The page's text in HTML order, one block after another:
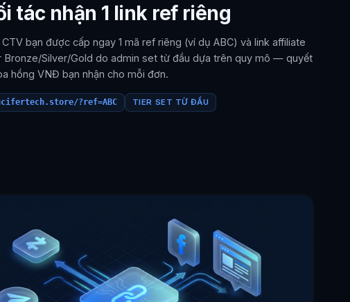
tác nhận 1 link ref riêng
bạn được cấp ngay 1 mã ref riêng (ví dụ ABC) và link affiliate
Bronze/Silver/Gold do admin set từ đầu dựa trên quy mô — quyết
hồng VNĐ bạn nhận cho mỗi đơn.
?ref=ABC TIER SET TỪ ĐẦU